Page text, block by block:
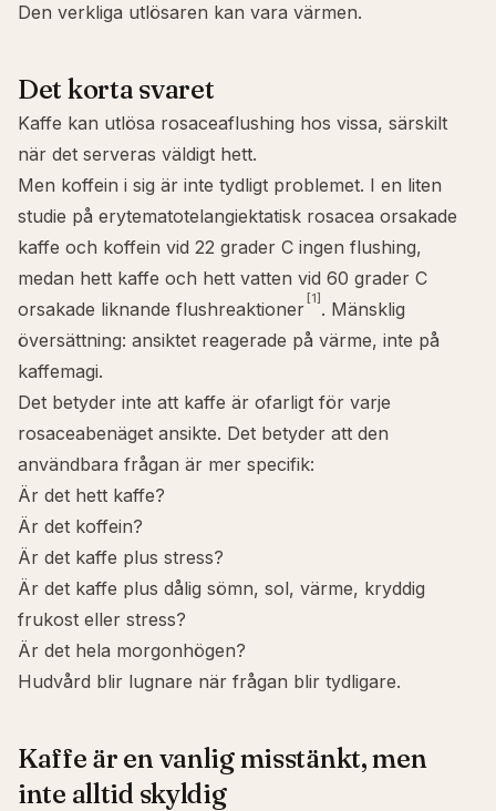
Den verkliga utlösaren kan vara värmen.
Det korta svaret
Kaffe kan utlösa rosaceaflushing hos vissa, särskilt
när det serveras väldigt hett.
Men koffein i sig är inte tydligt problemet. I en liten
studie på erytematotelangiektatisk rosacea orsakade
kaffe och koffein vid 22 grader C ingen flushing,
medan hett kaffe och hett vatten vid 60 grader C
orsakade liknande flushreaktioner [1] . Mänsklig
översättning: ansiktet reagerade på värme, inte på
kaffemagi.
Det betyder inte att kaffe är ofarligt för varje
rosaceabenäget ansikte. Det betyder att den
användbara frågan är mer specifik:
Är det hett kaffe?
Är det koffein?
Är det kaffe plus stress?
Är det kaffe plus dålig sömn, sol, värme, kryddig
frukost eller stress?
Är det hela morgonhögen?
Hudvård blir lugnare när frågan blir tydligare.
Kaffe är en vanlig misstänkt, men
inte alltid skyldig